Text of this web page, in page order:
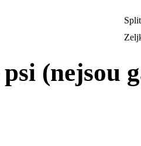
(nejsou